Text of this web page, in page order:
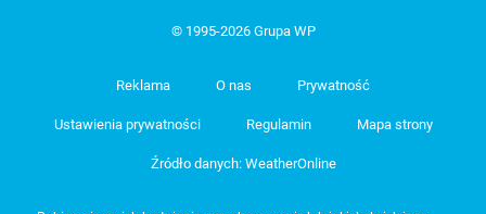
© 1995-2026 Grupa WP
Reklama O nas Prywatność
Ustawienia prywatności Regulamin Mapa strony
Źródło danych: WeatherOnline